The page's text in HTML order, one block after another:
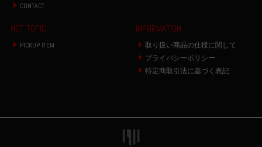
CONTACT
HOT TOPIC
PICKUP ITEM
INFORMATION
取り扱い商品の仕様に関して
プライバシーポリシー
特定商取引法に基づく表記